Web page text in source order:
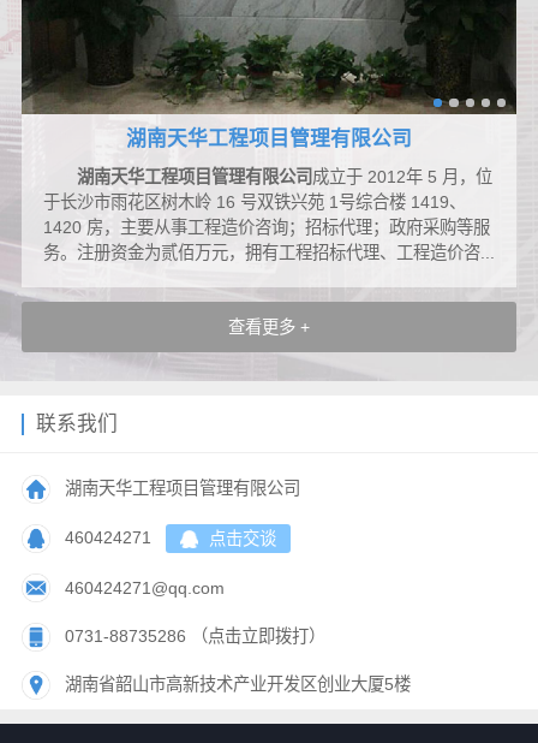
湖南天华工程项目管理有限公司
湖南天华工程项目管理有限公司 成立于 2012年 5 月，位
于长沙市雨花区树木岭 16 号双铁兴苑 1号综合楼 1419、
1420 房，主要从事工程造价咨询；招标代理；政府采购等服
务。注册资金为贰佰万元，拥有工程招标代理、工程造价咨...
查看更多 +
联系我们
湖南天华工程项目管理有限公司
460424271 点击交谈
460424271@qq.com
0731-88735286 （点击立即拨打）
湖南省韶山市高新技术产业开发区创业大厦5楼